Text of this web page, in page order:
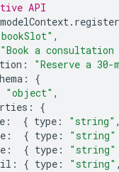
API
modelContext.
,
"Book a
:
"Reserve a
:
{
"object" ,
:
{
: { type : "string" ,
: { type : "string"
: { type : "string"
: { type : "string" ,